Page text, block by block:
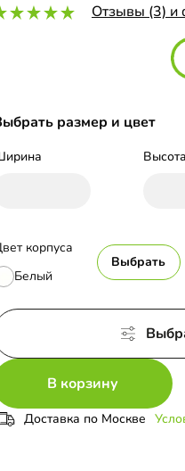
Отзывы (3) и
размер и цвет
Высота
корпуса
Белый
Выбрать
В корзину
Доставка по Москве